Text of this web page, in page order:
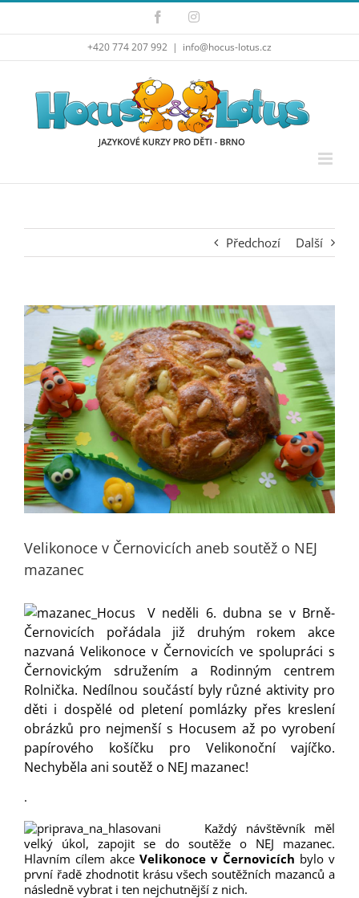
Přeskočit
obsah
FacebookInstagram
+420 774 207 992 | info@hocus-lotus.cz
Předchozí Další
Zobrazit
obrázek
Velikonoce v Černovicích aneb soutěž o NEJ
mazanec
V neděli 6. dubna se v Brně-
Černovicích pořádala již druhým rokem akce
nazvaná Velikonoce v Černovicích ve spolupráci s
Černovickým sdružením a Rodinným centrem
Rolnička. Nedílnou součástí byly různé aktivity pro
děti i dospělé od pletení pomlázky přes kreslení
obrázků pro nejmenší s Hocusem až po vyrobení
papírového košíčku pro Velikonoční vajíčko.
Nechyběla ani soutěž o NEJ mazanec!
.
Každý návštěvník měl
velký úkol, zapojit se do soutěže o NEJ mazanec.
Hlavním cílem akce Velikonoce v Černovicích bylo v
první řadě zhodnotit krásu všech soutěžních mazanců a
následně vybrat i ten nejchutnější z nich.